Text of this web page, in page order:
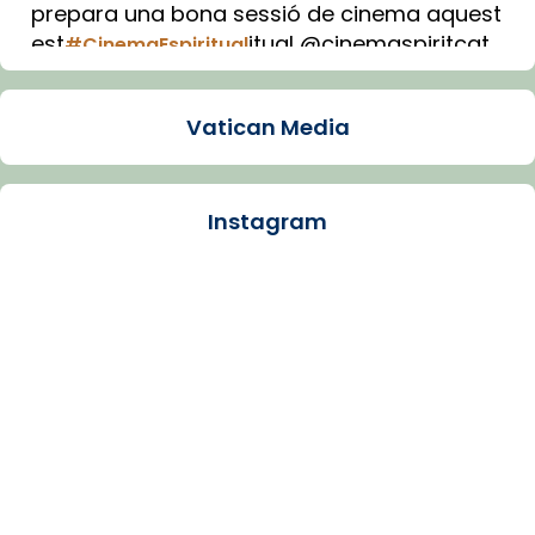
prepara una bona sessió de cinema aquest
est#CinemaEspiritualitual @cinemaspiritcat
Imatge: Generada amb IA (OpenAI)
Arquebisbat de Barcelona
Vatican Media
Instagram